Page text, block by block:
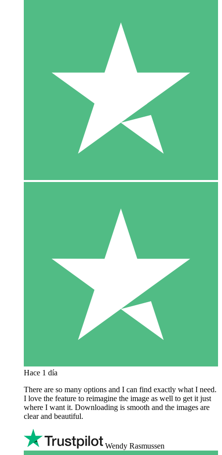
Hace 1 día
There are so many options and I can find exactly what I need.
I love the feature to reimagine the image as well to get it just
where I want it. Downloading is smooth and the images are
clear and beautiful.
Wendy Rasmussen